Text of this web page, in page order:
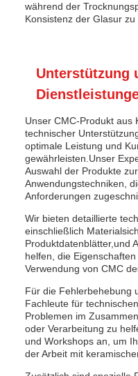
während der
Konsistenz der Glasur zu
Unterstützung
Unser CMC-Produkt aus
technischer
optimale Leistung und
gewährleisten.Unser
Auswahl der Produkte
Anwendungstechniken,
Anforderungen
Wir bieten detaillierte
einschließlich
Produktdatenblätter,und
helfen, die
Verwendung von CMC
Für die Fehlerbehebung
Fachleute für
Problemen im
oder Verarbeitung zu
und Workshops an, um
der Arbeit mit